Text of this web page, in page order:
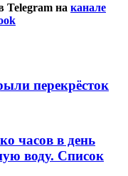
Telegram на канале
перекрёсток
часов в день
воду. Список